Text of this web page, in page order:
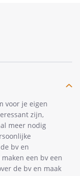
voor je eigen
zijn,
meer nodig
bv en
een bv een
de bv en maak